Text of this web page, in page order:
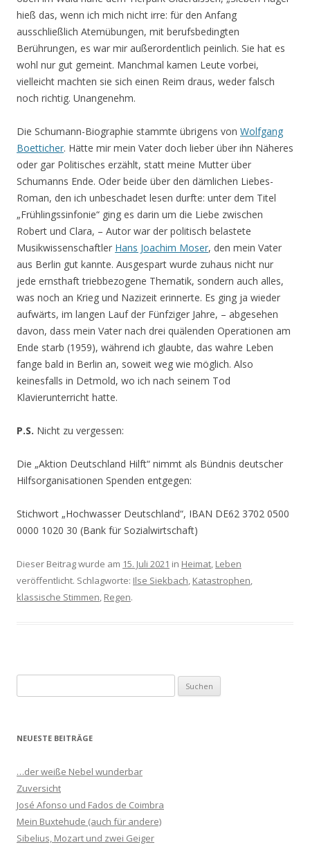
hieß das, wenn ich mich nicht irre: für den Anfang
ausschließlich Atemübungen, mit berufsbedingten
Berührungen, es war mir außerordentlich peinlich. Sie hat es
wohl nur gut gemeint. Manchmal kamen Leute vorbei,
vielleicht machten sie sich einen Reim draus, weder falsch
noch richtig. Unangenehm.
Die Schumann-Biographie stammte übrigens von Wolfgang
Boetticher. Hätte mir mein Vater doch lieber über ihn Näheres
oder gar Politisches erzählt, statt meine Mutter über
Schumanns Ende. Oder beide über den dämlichen Liebes-
Roman, den ich unbeschadet lesen durfte: unter dem Titel
„Frühlingssinfonie“ ging es darin um die Liebe zwischen
Robert und Clara, – Autor war der politisch belastete
Musikwissenschaftler Hans Joachim Moser, den mein Vater
aus Berlin gut kannte. Ausgespart wurde zuhaus nicht nur
jede ernsthaft triebbezogene Thematik, sondern auch alles,
was noch an Krieg und Nazizeit erinnerte. Es ging ja wieder
aufwärts, im langen Lauf der Fünfziger Jahre, – abgesehen
davon, dass mein Vater nach drei quälenden Operationen am
Ende starb (1959), während ich glaubte, das wahre Leben
fange bald in Berlin an, soweit weg wie möglich. Also
keinesfalls in Detmold, wo ich nach seinem Tod
Klavierunterricht hatte.
P.S. Nicht zu vergessen:
Die „Aktion Deutschland Hilft“ nimmt als Bündnis deutscher
Hilfsorganisationen Spenden entgegen:
Stichwort „Hochwasser Deutschland“, IBAN DE62 3702 0500
0000 1020 30 (Bank für Sozialwirtschaft)
Dieser Beitrag wurde am 15. Juli 2021 in Heimat, Leben
veröffentlicht. Schlagworte: Ilse Siekbach, Katastrophen,
klassische Stimmen, Regen.
u
h
n
a
c
h
NEUESTE BEITRÄGE
…der weiße Nebel wunderbar
Zuversicht
José Afonso und Fados de Coimbra
Mein Buxtehude (auch für andere)
Sibelius, Mozart und zwei Geiger